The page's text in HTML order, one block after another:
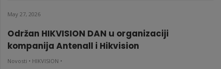
May 27, 2026
Održan HIKVISION DAN u organizaciji
kompanija Antenall i Hikvision
Novosti • HIKVISION •